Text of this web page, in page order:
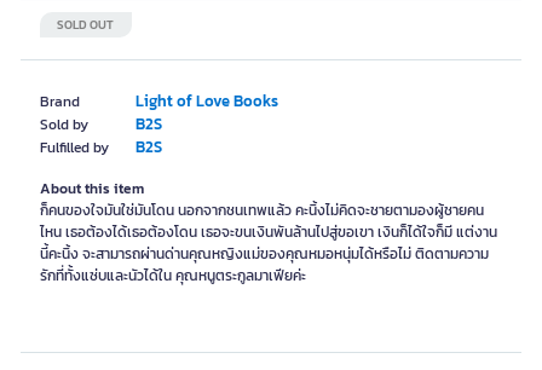
Brand Light of Love Books
Sold by B2S
Fulfilled by B2S
SOLD OUT
About this item
ก็คนของใจมันใช่มันโดน นอกจากชนเทพแล้ว คะนิ้งไม่คิดจะชายตามองผู้ชายคน
ไหน เธอต้องได้เธอต้องโดน เธอจะขนเงินพันล้านไปสู่ขอเขา เงินก็ได้ใจก็มี แต่งาน
นี้คะนิ้ง จะสามารถผ่านด่านคุณหญิงแม่ของคุณหมอหนุ่มได้หรือไม่ ติดตามความ
รักที่ทั้งแซ่บและนัวได้ใน คุณหนูตระกูลมาเฟียค่ะ